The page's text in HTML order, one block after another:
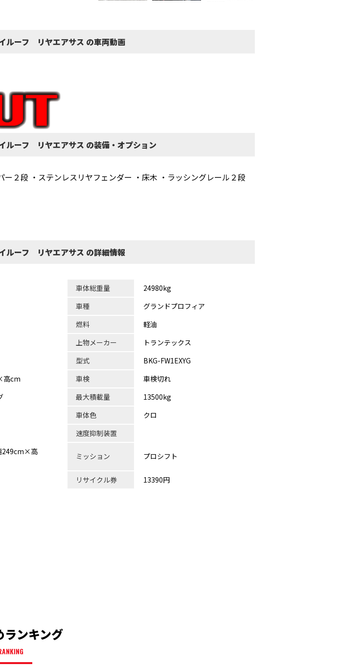
ーフ リヤエアサス の車両動画
ーフ リヤエアサス の装備・オプション
２段 ・ステンレスリヤフェンダー ・床木 ・ラッシングレール２段
ーフ リヤエアサス の詳細情報
車体総重量
24980kg
車種
グランドプロフィア
燃料
軽油
上物メーカー
トランテックス
型式
BKG-FW1EXYG
cm 車検
車検切れ
最大積載量
13500kg
車体色
クロ
速度抑制装置
249cm×高
ミッション プロシフト
リサイクル券
13390円
ランキング